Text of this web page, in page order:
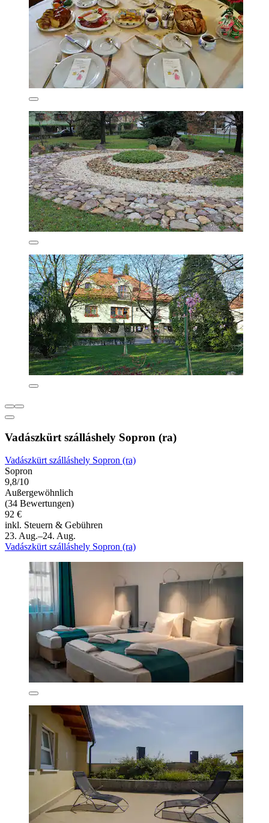
Vadászkürt szálláshely Sopron (ra)
Vadászkürt szálláshely Sopron (ra)
Sopron
9,8/10
Außergewöhnlich
(34 Bewertungen)
92 €
inkl. Steuern & Gebühren
23. Aug.–24. Aug.
Vadászkürt szálláshely Sopron (ra)